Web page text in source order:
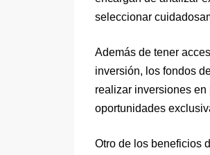
seleccionar
Además de tener
inversión, los fondos
realizar inversiones
oportunidades
Otro de los beneficios